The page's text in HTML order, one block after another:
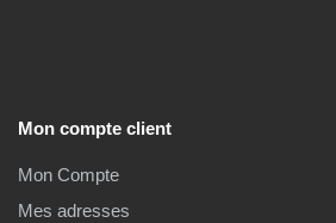
Mon compte client
Mon Compte
Mes adresses